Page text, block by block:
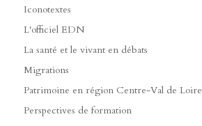
Iconotextes
L'officiel EDN
La santé et le vivant en débats
Migrations
Patrimoine en région Centre-Val de Loire
Perspectives de formation